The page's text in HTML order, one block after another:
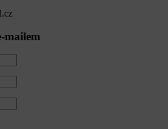
mailem